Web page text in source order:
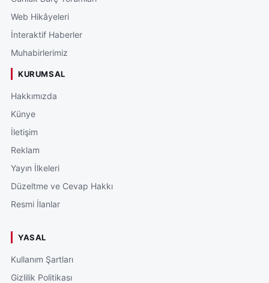
Web Hikâyeleri
İnteraktif Haberler
Muhabirlerimiz
KURUMSAL
Hakkımızda
Künye
İletişim
Reklam
Yayın İlkeleri
Düzeltme ve Cevap Hakkı
Resmi İlanlar
YASAL
Kullanım Şartları
Gizlilik Politikası